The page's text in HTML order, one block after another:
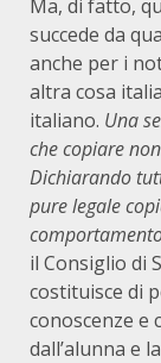
Ma, di fatto,
succede da
anche per i
altra cosa
italiano. Una
che copiare
Dichiarando
pure legale
il Consiglio di
costituisce di
conoscenze e
dall’alunna e